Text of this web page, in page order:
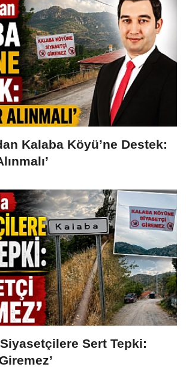
Kalaba Köyü’ne Destek:
Sert Tepki: